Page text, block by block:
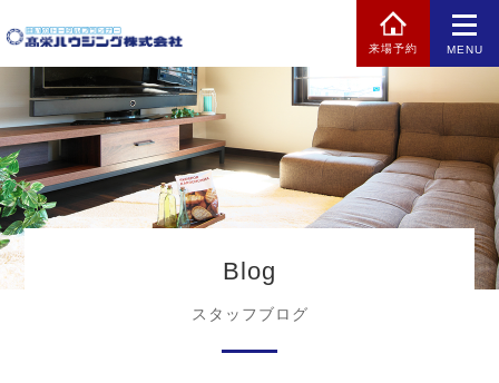
来場予約 MENU
Blog
スタッフブログ